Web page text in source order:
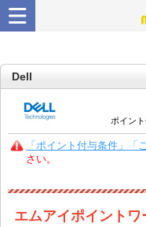
Dell
ポイン
「ポイント付与条件」「
さい。
エムアイポイントワ